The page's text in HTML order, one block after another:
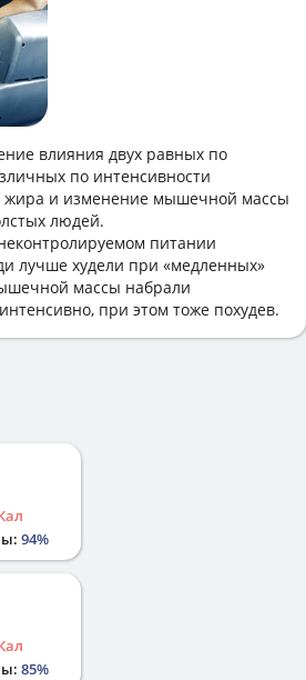
влияния двух равных по
по интенсивности
жира и изменение мышечной массы
людей.
питании
лучше худели при «медленных»
массы набрали
при этом тоже похудев.
94%
85%